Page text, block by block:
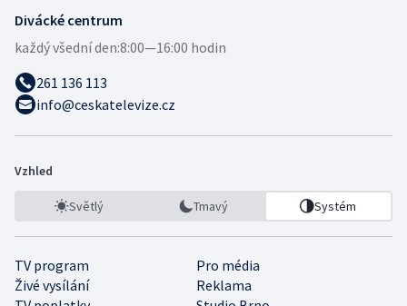
Divácké centrum
každý všední den:8:00—16:00 hodin
261 136 113
info@ceskatelevize.cz
Vzhled
Světlý Tmavý Systém
TV program
Pro média
Živé vysílání
Reklama